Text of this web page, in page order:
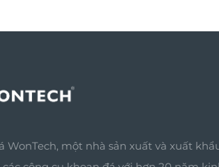
WonTech, một nhà sản xuất và xuất